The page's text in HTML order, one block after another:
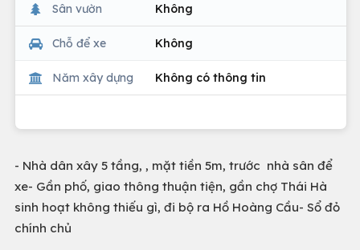
Sân vườn Không
Chỗ để xe Không
Năm xây dựng Không có thông tin
- Nhà dân xây 5 tầng, , mặt tiền 5m, trước nhà sân để
xe- Gần phố, giao thông thuận tiện, gần chợ Thái Hà
sinh hoạt không thiếu gì, đi bộ ra Hồ Hoàng Cầu- Sổ đỏ
chính chủ